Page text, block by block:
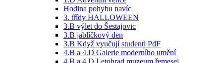
Hodina pohybu navíc
3. třídy HALLOWEEN
3.B výlet do Šestajovic
3.B jablíčkový den
3.B Když vyučují studenti PdF
4.B a 4.D Galerie moderního umění